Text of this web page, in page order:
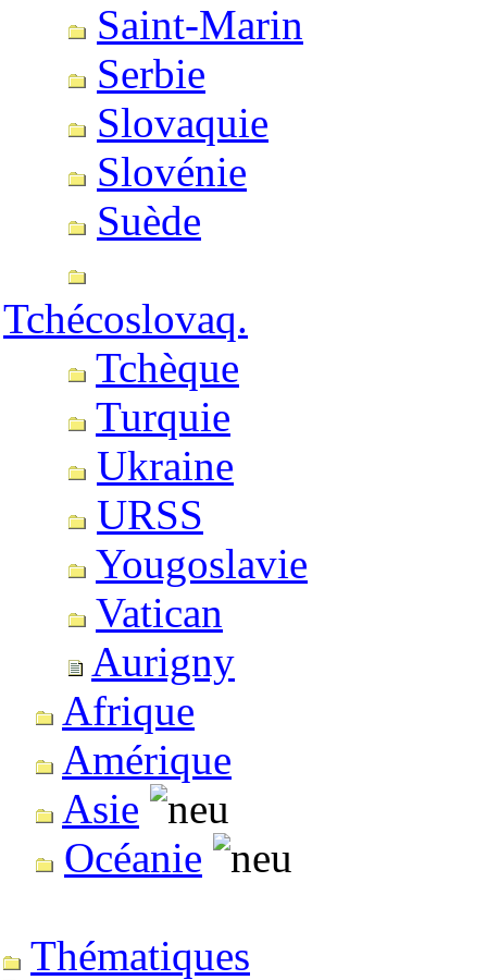
Saint-Marin
Serbie
Slovaquie
Slovénie
Suède
Tchécoslovaq.
Tchèque
Turquie
Ukraine
URSS
Yougoslavie
Vatican
Aurigny
Afrique
Amérique
Asie
Océanie
Thématiques